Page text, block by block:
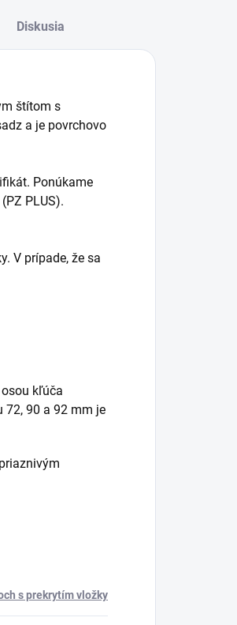
Diskusia
štítom s
a je povrchovo
Ponúkame
PLUS).
V prípade, že sa
kľúča
72, 90 a 92 mm je
s prekrytím vložky